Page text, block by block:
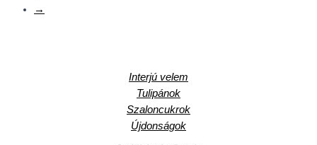
→
Interjú velem
Tulipánok
Szaloncukrok
Újdonságok